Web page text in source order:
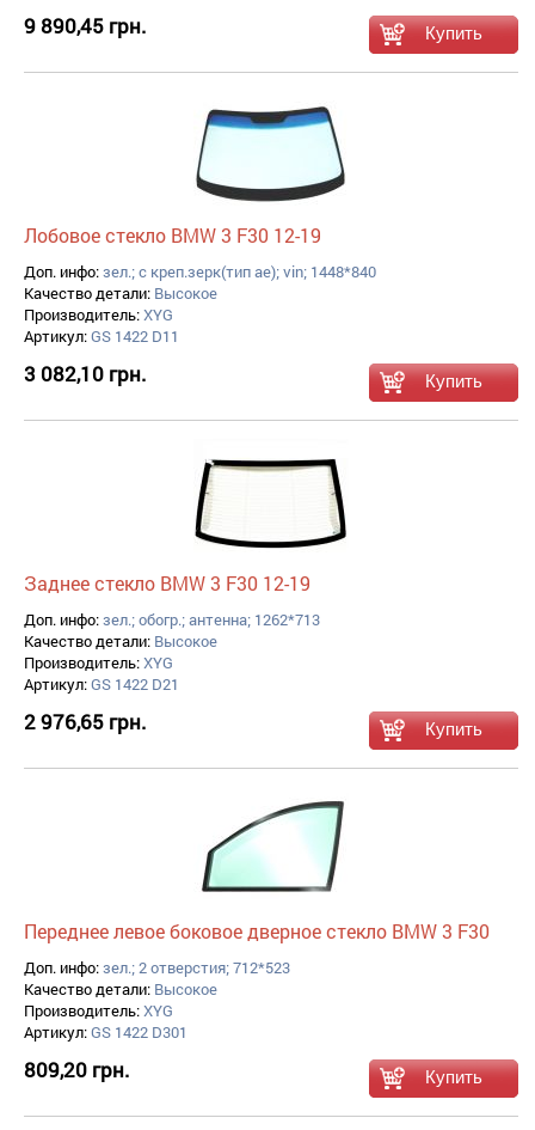
9 890,45 грн.
Лобовое стекло BMW 3 F30 12-19
Доп. инфо:зел.; с креп.зерк(тип ae); vin; 1448*840
Качество детали: Высокое
Производитель:XYG
Артикул:GS 1422 D11
3 082,10 грн.
Заднее стекло BMW 3 F30 12-19
Доп. инфо:зел.; обогр.; антенна; 1262*713
Качество детали: Высокое
Производитель:XYG
Артикул:GS 1422 D21
2 976,65 грн.
Переднее левое боковое дверное стекло BMW 3 F30
Доп. инфо:зел.; 2 отверстия; 712*523
Качество детали: Высокое
Производитель:XYG
Артикул:GS 1422 D301
809,20 грн.